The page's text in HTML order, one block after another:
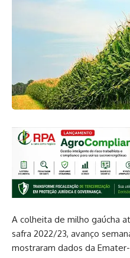
A colheita de milho gaúcha
safra 2022/23, avanço
mostraram dados da